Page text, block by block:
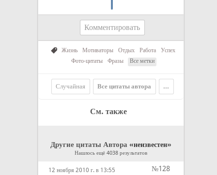
Комментировать
Жизнь Мотиваторы Отдых Работа
Успех
Фото-цитаты
Фразы Все метки
Случайная Все цитаты автора ...
См. также
Другие цитаты Автора «неизвестен»
Нашлось ещё 4038 результатов
12 ноября 2010 г. в 13:55
№128